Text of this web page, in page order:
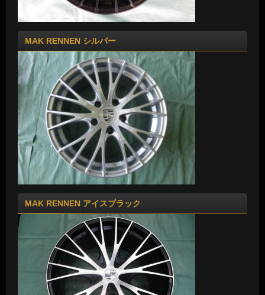
MAK RENNEN シルバー
MAK RENNEN アイスブラック